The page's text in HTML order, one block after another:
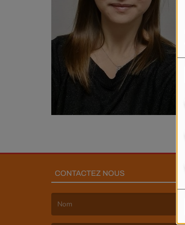
CONTACTEZ NOUS